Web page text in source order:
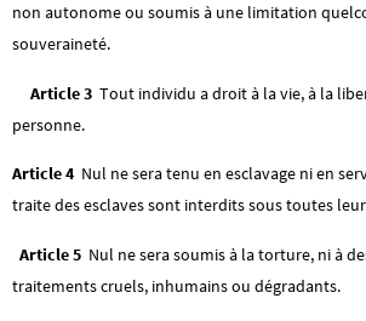
non autonome ou soumis à une limitation
souveraineté.
Article 3 Tout individu a droit à la vie, à la
personne.
Article 4 Nul ne sera tenu en esclavage ni en
traite des esclaves sont interdits sous toutes
Article 5 Nul ne sera soumis à la torture, ni à
traitements cruels, inhumains ou dégradants.